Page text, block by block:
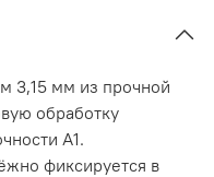
3,15 мм из прочной
обработку
А1.
фиксируется в